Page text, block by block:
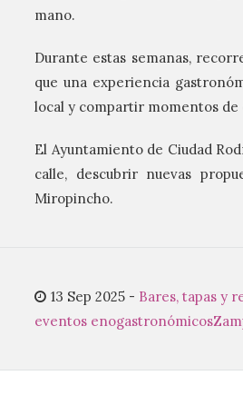
mano.
Durante estas semanas,
que una experiencia
local y compartir momentos de
El Ayuntamiento de Ciudad
calle, descubrir nuevas
Miropincho.
13 Sep 2025 - Bares, tapas y
eventos enogastronómicos